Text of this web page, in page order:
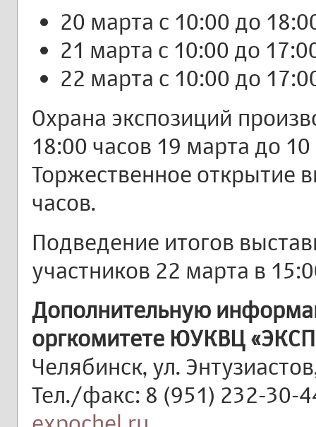
20 марта с 10:00 до
21 марта с 10:00 до
22 марта с 10:00 до
Охрана экспозиций
18:00 часов 19 марта до
Торжественное открытие
часов.
Подведение итогов
участников 22 марта в
Дополнительную
оргкомитете ЮУКВЦ
Челябинск, ул.
Тел./факс: 8 (951) 232-30-